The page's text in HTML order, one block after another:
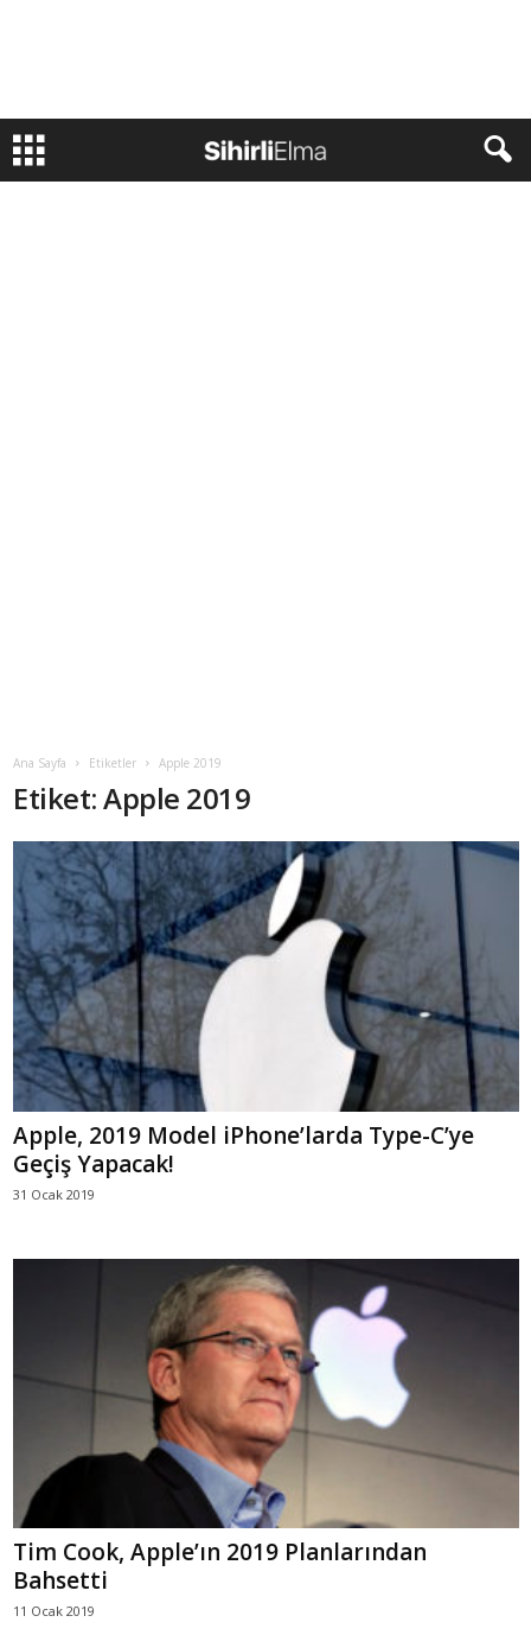
Ana Sayfa Etiketler Apple 2019
Etiket: Apple 2019
Apple, 2019 Model iPhone’larda Type-C’ye
Geçiş Yapacak!
31 Ocak 2019
Tim Cook, Apple’ın 2019 Planlarından
Bahsetti
11 Ocak 2019